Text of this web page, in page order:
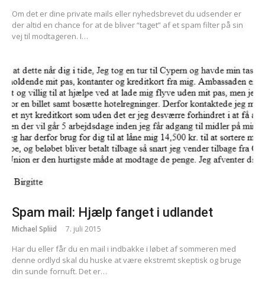
Om det er dine private mails eller nyhedsbrevet du udsender er
der altid en chance for at de bliver “taget” af et spam filter på sin
vej til modtageren. I…
Spam mail: Hjælp fanget i udlandet
Michael Spliid 7. juli 2015
Har du eller får du en mail i indbakke i løbet af sommeren med
denne ordlyd skal du huske at være ekstremt skeptisk og bruge
din sunde fornuft. Det er…